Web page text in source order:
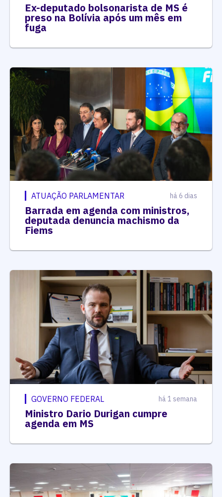
Ex-deputado bolsonarista de MS é
preso na Bolívia após um mês em
fuga
ATUAÇÃO PARLAMENTAR há 6 dias
Barrada em agenda com ministros,
deputada denuncia machismo da
Fiems
GOVERNO FEDERAL há 1 semana
Ministro Dario Durigan cumpre
agenda em MS